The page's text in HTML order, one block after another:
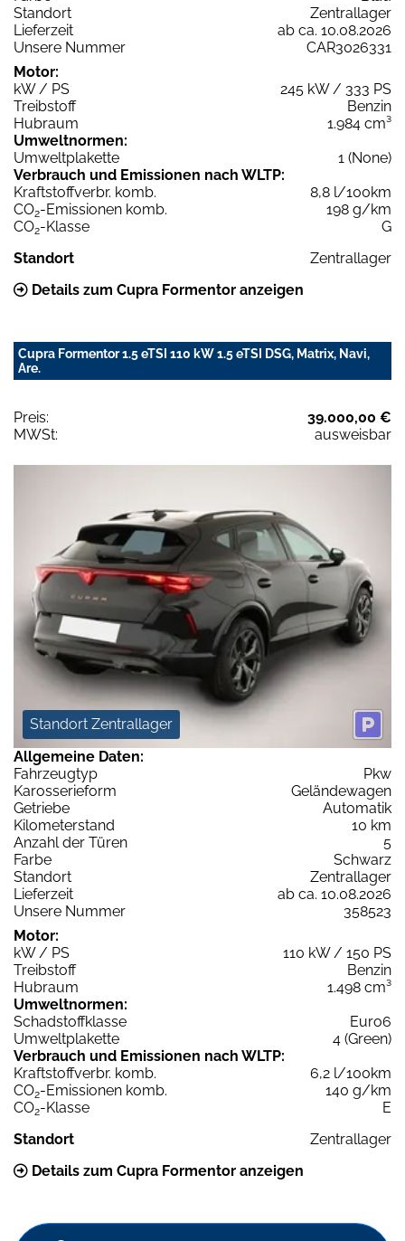
Standort
Zentrallager
Lieferzeit
ab ca. 10.08.2026
Unsere Nummer
CAR3026331
Motor:
kW / PS
245 kW / 333 PS
Treibstoff
Benzin
Hubraum
1.984 cm³
Umweltnormen:
Umweltplakette
1 (None)
Verbrauch und Emissionen nach WLTP:
Kraftstoffverbr. komb.
8,8 l/100km
CO2-Emissionen komb.
198 g/km
CO2-Klasse
G
Standort
Zentrallager
Details zum Cupra Formentor anzeigen
Cupra Formentor 1.5 eTSI 110 kW 1.5 eTSI DSG, Matrix, Navi,
Are.
Preis:
39.000,00 €
MWSt:
ausweisbar
Standort Zentrallager
Allgemeine Daten:
Fahrzeugtyp
Pkw
Karosserieform
Geländewagen
Getriebe
Automatik
Kilometerstand
10 km
Anzahl der Türen
5
Farbe
Schwarz
Standort
Zentrallager
Lieferzeit
ab ca. 10.08.2026
Unsere Nummer
358523
Motor:
kW / PS
110 kW / 150 PS
Treibstoff
Benzin
Hubraum
1.498 cm³
Umweltnormen:
Schadstoffklasse
Euro6
Umweltplakette
4 (Green)
Verbrauch und Emissionen nach WLTP:
Kraftstoffverbr. komb.
6,2 l/100km
CO2-Emissionen komb.
140 g/km
CO2-Klasse
E
Standort
Zentrallager
Details zum Cupra Formentor anzeigen